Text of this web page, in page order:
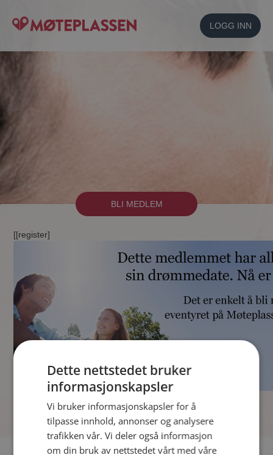
LOGG INN
BLI MEDLEM
[[register]
Dette nettstedet bruker
informasjonskapsler
Vi bruker informasjonskapsler for å
tilpasse innhold, annonser og analysere
trafikken vår. Vi deler også informasjon
om din bruk av nettstedet vårt med våre